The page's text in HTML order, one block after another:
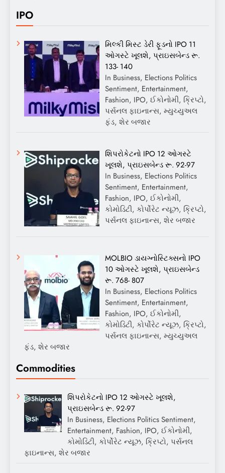
IPO
મિલ્કી મિસ્ટ ડેરી ફૂડનો IPO 11
ઓગસ્ટે ખૂલશે, પ્રાઇસબેન્ડ રૂ.
133- 140
In Business, Elections Politics
Sentiment, Entertainment,
Fashion, IPO, ઈકોનોમી, ક્રિપ્ટો,
પર્સનલ ફાઇનાન્સ, મ્યુચ્યુઅલ
ફંડ, શેર બજાર
શિપરોકેટનો IPO 12 ઓગસ્ટે
ખૂલશે, પ્રાઇસબેન્ડ રૂ. 92-97
In Business, Elections Politics
Sentiment, Entertainment,
Fashion, IPO, ઈકોનોમી,
કોમોડિટી, કોર્પોરેટ ન્યૂઝ, ક્રિપ્ટો,
પર્સનલ ફાઇનાન્સ, શેર બજાર
MOLBIO ડાયગ્નોસ્ટિક્સનો IPO
10 ઓગસ્ટે ખૂલશે, પ્રાઇસબેન્ડ
રૂ. 768- 807
In Business, Elections Politics
Sentiment, Entertainment,
Fashion, IPO, ઈકોનોમી,
કોમોડિટી, કોર્પોરેટ ન્યૂઝ, ક્રિપ્ટો,
પર્સનલ ફાઇનાન્સ, મ્યુચ્યુઅલ
ફંડ, શેર બજાર
Commodities
શિપરોકેટનો IPO 12 ઓગસ્ટે ખૂલશે,
પ્રાઇસબેન્ડ રૂ. 92-97
In Business, Elections Politics Sentiment,
Entertainment, Fashion, IPO, ઈકોનોમી,
કોમોડિટી, કોર્પોરેટ ન્યૂઝ, ક્રિપ્ટો, પર્સનલ
ફાઇનાન્સ, શેર બજાર